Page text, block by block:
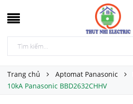
Trang chủ Aptomat Panasonic
10kA Panasonic BBD2632CHHV